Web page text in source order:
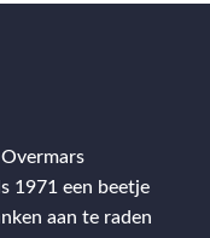
1971 een beetje
aan te raden